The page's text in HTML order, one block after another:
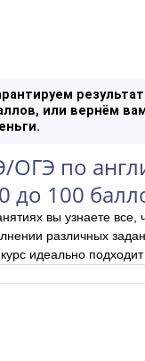
или вернём
ОГЭ по
до 100
вы узнаете все,
различных
идеально